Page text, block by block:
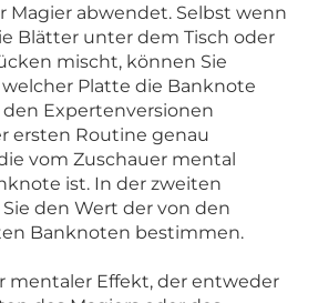
Magier abwendet. Selbst wenn
Blätter unter dem Tisch oder
mischt, können Sie
Platte die Banknote
den Expertenversionen
ersten Routine genau
vom Zuschauer mental
ist. In der zweiten
den Wert der von den
Banknoten bestimmen.
mentaler Effekt, der entweder